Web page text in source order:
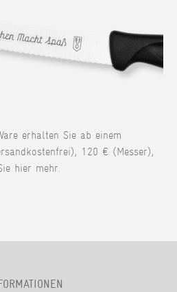
erhalten Sie ab einem
120 € (Messer),
hier mehr.